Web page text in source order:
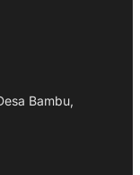
Bambu,